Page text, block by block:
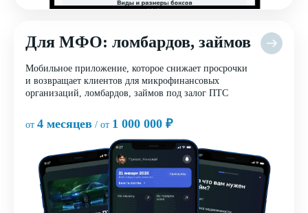
Для МФО: ломбардов, займов
Мобильное приложение, которое снижает просрочки
и возвращает клиентов для микрофинансовых
организаций, ломбардов, займов под залог ПТС
от 4 месяцев / от 1 000 000 ₽